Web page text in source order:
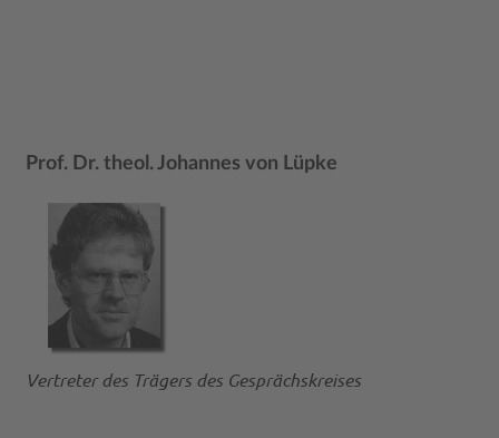
Prof. Dr. theol. Johannes von Lüpke
Vertreter des Trägers des Gesprächskreises